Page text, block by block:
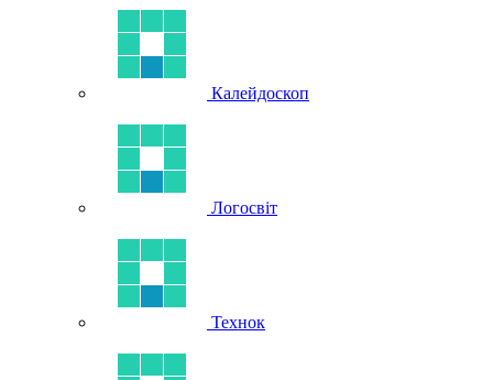
Калейдоскоп
Логосвіт
Технок